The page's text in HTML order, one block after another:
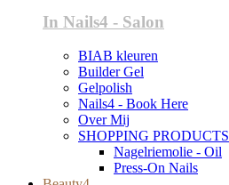
In Nails4 - Salon
BIAB kleuren
Builder Gel
Gelpolish
Nails4 - Book Here
Over Mij
SHOPPING PRODUCTS
Nagelriemolie - Oil
Press-On Nails